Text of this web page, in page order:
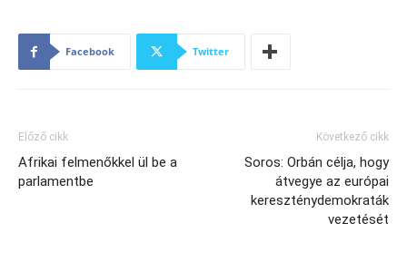
Facebook Twitter
Előző cikk
Afrikai felmenőkkel ül be a
parlamentbe
Következő cikk
Soros: Orbán célja, hogy
átvegye az európai
kereszténydemokraták
vezetését